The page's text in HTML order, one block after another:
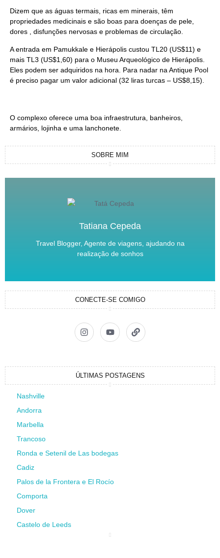
Dizem que as águas termais, ricas em minerais, têm
propriedades medicinais e são boas para doenças de pele,
dores , disfunções nervosas e problemas de circulação.
A entrada em Pamukkale e Hierápolis custou TL20 (US$11) e
mais TL3 (US$1,60) para o Museu Arqueológico de Hierápolis.
Eles podem ser adquiridos na hora. Para nadar na Antique Pool
é preciso pagar um valor adicional (32 liras turcas – US$8,15).
O complexo oferece uma boa infraestrutura, banheiros,
armários, lojinha e uma lanchonete.
SOBRE MIM
Tatiana Cepeda
Travel Blogger, Agente de viagens, ajudando na
realização de sonhos
CONECTE-SE COMIGO
ÚLTIMAS POSTAGENS
Nashville
Andorra
Marbella
Trancoso
Ronda e Setenil de Las bodegas
Cadiz
Palos de la Frontera e El Rocío
Comporta
Dover
Castelo de Leeds